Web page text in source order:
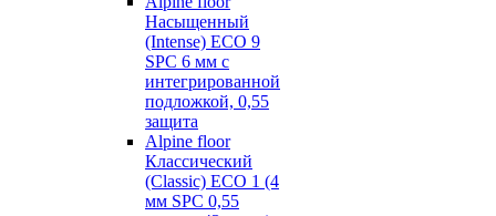
Насыщенный
(Intense) ECO 9
SPC 6 мм с
интегрированной
подложкой, 0,55
защита
Alpine floor
Классический
(Classic) ECO 1 (4
мм SPC 0,55